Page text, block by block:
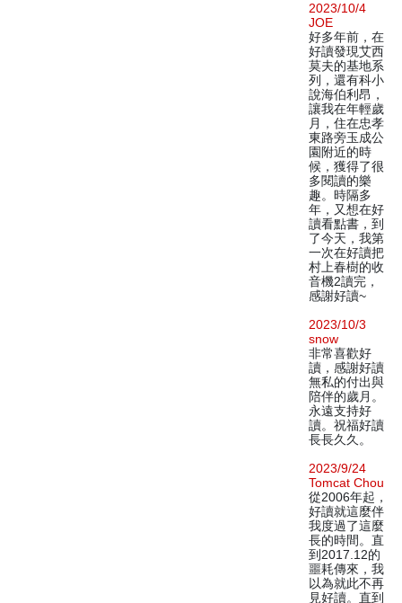
2023/10/4
JOE
好多年前，在
好讀發現艾西
莫夫的基地系
列，還有科小
說海伯利昂，
讓我在年輕歲
月，住在忠孝
東路旁玉成公
園附近的時
候，獲得了很
多閱讀的樂
趣。時隔多
年，又想在好
讀看點書，到
了今天，我第
一次在好讀把
村上春樹的收
音機2讀完，
感謝好讀~
2023/10/3
snow
非常喜歡好
讀，感謝好讀
無私的付出與
陪伴的歲月。
永遠支持好
讀。祝福好讀
長長久久。
2023/9/24
Tomcat Chou
從2006年起，
好讀就這麼伴
我度過了這麼
長的時間。直
到2017.12的
噩耗傳來，我
以為就此不再
見好讀。直到